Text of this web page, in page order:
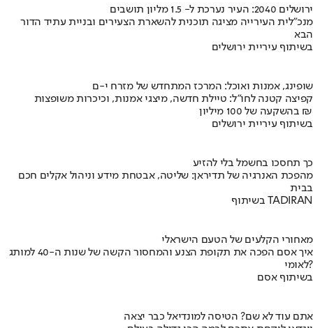
ירושלים 2040: העיר נערכת ל- 1.5 מליון תושבים
מנכ"לית העירייה מציגה תוכנית להשארת הצעירים ובניית עתיד הדור
הבא
בשיתוף עיריית ירושלים
שופינג, אמנות ואוכל: המרכז המתחדש של מזרח י-ם
קפיצה קטנה לחו"ל: טיילת חדשה, מיצגי אמנות, וכיכרות משופצות
בהשקעה של 100 מיליון ₪
בשיתוף עיריית ירושלים
כך תחסכו בחשמל בלי להזיע
מהפכת האנרגיה של תדיראן: שליטה, אבטחת מידע וניהול אקלים חכם
בבית
בשיתוף TADIRAN
מאחורי הקלעים של הטעם הישראלי
איך אסם הפכה את תקופת הצנע והמחסור הקשה של שנות ה-40 למותג
לאומי?
בשיתוף אסם
אתם עוד לא שם? הטיסה למונדיאל כבר יצאה